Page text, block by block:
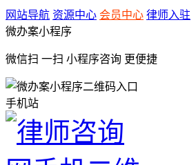
网站导航 资源中心 会员中心 律师入驻
微办案小程序
微信扫 一扫 小程序咨询 更便捷
手机站